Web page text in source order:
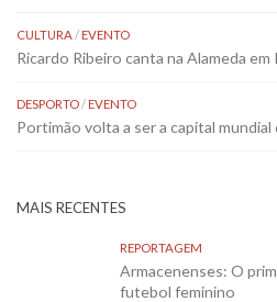
CULTURA /EVENTO
Ricardo Ribeiro canta na Alameda
DESPORTO /EVENTO
Portimão volta a ser a capital mundial
MAIS RECENTES
REPORTAGEM
Armacenenses: O
futebol feminino